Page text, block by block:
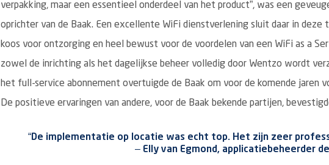
verpakking, maar een essentieel onderdeel van het product”, was een
oprichter van de Baak. Een excellente WiFi dienstverlening sluit daar in deze
koos voor ontzorging en heel bewust voor de voordelen van een WiFi as a
zowel de inrichting als het dagelijkse beheer volledig door Wentzo wordt
het full-service abonnement overtuigde de Baak om voor de komende jaren
De positieve ervaringen van andere, voor de Baak bekende partijen,
“De implementatie op locatie was echt top. Het zijn zeer
– Elly van Egmond, applicatiebeheerder